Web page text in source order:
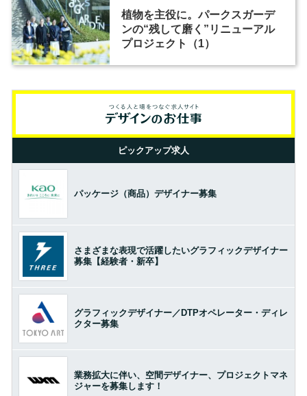
植物を主役に。パークスガーデ
ンの“残して磨く”リニューアル
プロジェクト（1）
ピックアップ求人
パッケージ（商品）デザイナー募集
さまざまな表現で活躍したいグラフィックデザイナー
募集【経験者・新卒】
グラフィックデザイナー／DTPオペレーター・ディレ
クター募集
業務拡大に伴い、空間デザイナー、プロジェクトマネ
ジャーを募集します！